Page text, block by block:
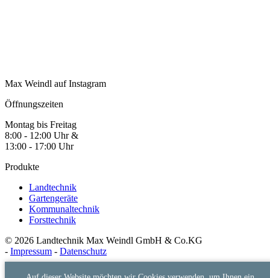
Max Weindl auf Instagram
Öffnungszeiten
Montag bis Freitag
8:00 - 12:00 Uhr &
13:00 - 17:00 Uhr
Produkte
Landtechnik
Gartengeräte
Kommunaltechnik
Forsttechnik
© 2026 Landtechnik Max Weindl GmbH & Co.KG
- Impressum - Datenschutz